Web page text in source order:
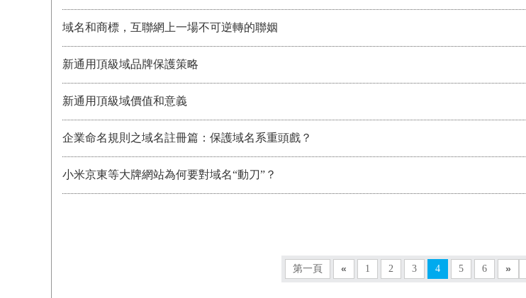
域名和商標，互聯網上一場不可逆轉的聯姻
新通用頂級域品牌保護策略
新通用頂級域價值和意義
企業命名規則之域名註冊篇：保護域名系重頭戲？
小米京東等大牌網站為何要對域名“動刀”？
第一頁 « 1 2 3 4 5 6 »